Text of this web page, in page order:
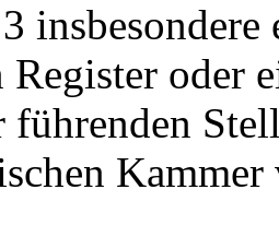
insbesondere
oder
führenden